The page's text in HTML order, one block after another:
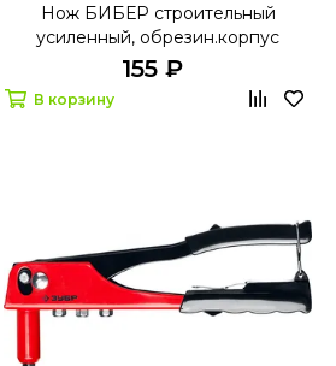
Нож БИБЕР строительный
усиленный, обрезин.корпус
18мм.50117
155 ₽
В корзину